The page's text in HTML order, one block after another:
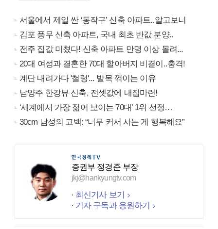
서울에서 제일 싼 ‘동작구’ 신축 아파트..알고보니
김포 풍무 신축 아파트, 국내 최초 반값 분양..
전주 집값 미쳤다! 신축 아파트 만명 이상 몰려...
20대 여성과 결혼한 70대 할아버지 비결이..충격!
계단 내려가다 '철렁'... 발목 꺾이는 이유
남양주 한강뷰 신축, 전셋값에 내집마련!
‘세계에서 가장 젊어 보이는 70대’ 1위 선정…
30cm 남성의 고백: “너무 커서 사는 게 행복해요”
증권부 정경준 부장
jkj@hankyungtv.com
최신기사 보기
기자 구독과 응원하기